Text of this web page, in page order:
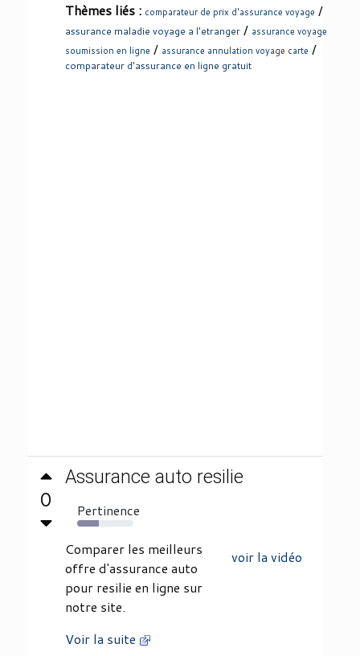
Thèmes liés : comparateur de prix d'assurance voyage /
assurance maladie voyage a l'etranger / assurance voyage
soumission en ligne / assurance annulation voyage carte /
comparateur d'assurance en ligne gratuit
0
Assurance auto resilie
Pertinence
39%
voir la vidéo
Comparer les meilleurs
offre d'assurance auto
pour resilie en ligne sur
notre site.
Voir la suite